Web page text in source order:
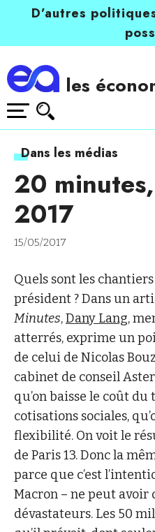
D’autres
les
Dans les médias
20
2017
15/05/2017
Quels sont les
président ? Dans un
Minutes,Dany Lang,
atterrés, exprime un
de celui de Nicolas
cabinet de conseil
qu’on baisse le coût du
cotisations sociales,
flexibilité. On voit le
de Paris 13. Donc la
parce que c’est
Macron – ne peut avoir
dévastateurs. Les 50